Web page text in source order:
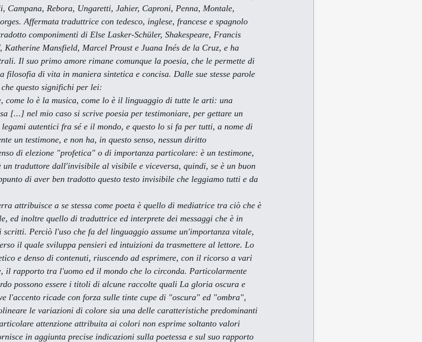
Campana, Rebora, Ungaretti, Jahier, Caproni, Penna, Montale,
Affermata traduttrice con tedesco, inglese, francese e spagnolo
componimenti di Else Lasker-Schüler, Shakespeare, Francis
Katherine Mansfield, Marcel Proust e Juana Inés de la Cruz, e ha
Il suo primo amore rimane comunque la poesia, che le permette di
filosofia di vita in maniera sintetica e concisa. Dalle sue stesse parole
questo significhi per lei:
come lo è la musica, come lo è il linguaggio di tutte le arti: una
[...] nel mio caso si scrive poesia per testimoniare, per gettare un
autentici fra sé e il mondo, e questo lo si fa per tutti, a nome di
un testimone, e non ha, in questo senso, nessun diritto
di elezione "profetica" o di importanza particolare: è un testimone,
un traduttore dall'invisibile al visibile e viceversa, quindi, se è un buon
di aver ben tradotto questo testo invisibile che leggiamo tutti e da
ed inoltre quello di traduttrice ed interprete dei messaggi che è in
scritti. Perciò l'uso che fa del linguaggio assume un'importanza vitale,
il quale sviluppa pensieri ed intuizioni da trasmettere al lettore. Lo
e denso di contenuti, riuscendo ad esprimere, con il ricorso a vari
il rapporto tra l'uomo ed il mondo che lo circonda. Particolarmente
possono essere i titoli di alcune raccolte quali La gloria oscura e
l'accento ricade con forza sulle tinte cupe di "oscura" ed "ombra",
le variazioni di colore sia una delle caratteristiche predominanti
attenzione attribuita ai colori non esprime soltanto valori
in aggiunta precise indicazioni sulla poetessa e sul suo rapporto